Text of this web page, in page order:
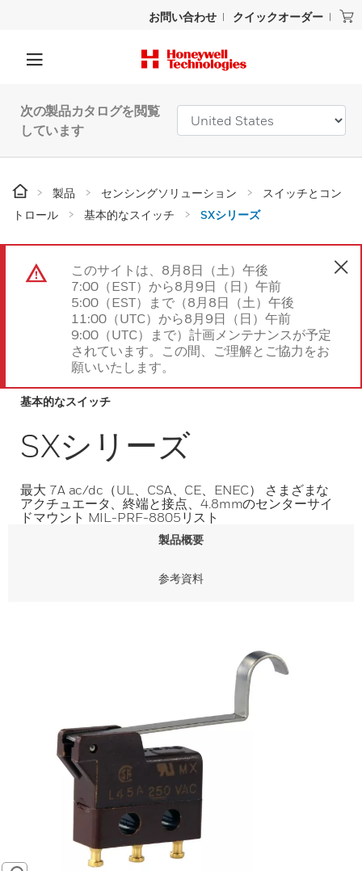
お問い合わせ クイックオーダー
次の製品カタログを閲覧
しています
製品 センシングソリューション
スイッチとコン
トロール
基本的なスイッチ SXシリーズ
このサイトは、8月8日（土）午後
7:00（EST）から8月9日（日）午前
5:00（EST）まで（8月8日（土）午後
11:00（UTC）から8月9日（日）午前
9:00（UTC）まで）計画メンテナンスが予定
されています。この間、ご理解とご協力をお
願いいたします。
基本的なスイッチ
SXシリーズ
最大 7A ac/dc（UL、CSA、CE、ENEC） さまざまな
アクチュエータ、終端と接点、4.8mmのセンターサイ
ドマウント MIL-PRF-8805リスト
製品概要
参考資料